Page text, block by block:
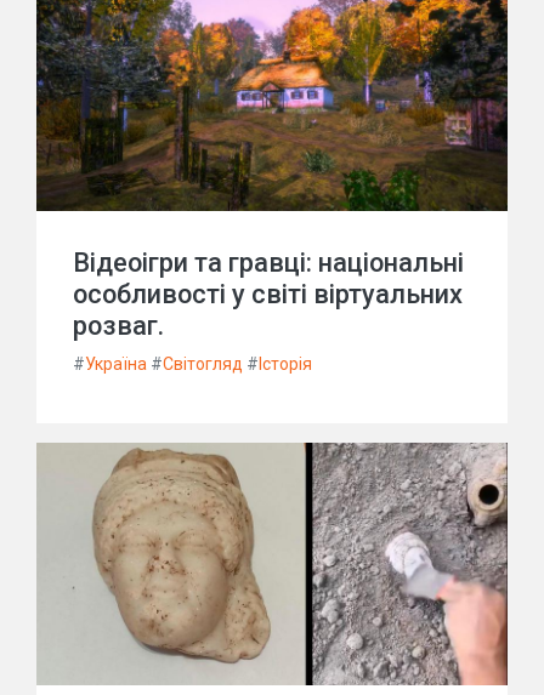
Відеоігри та гравці: національні
особливості у світі віртуальних
розваг.
#Україна #Світогляд # Історія